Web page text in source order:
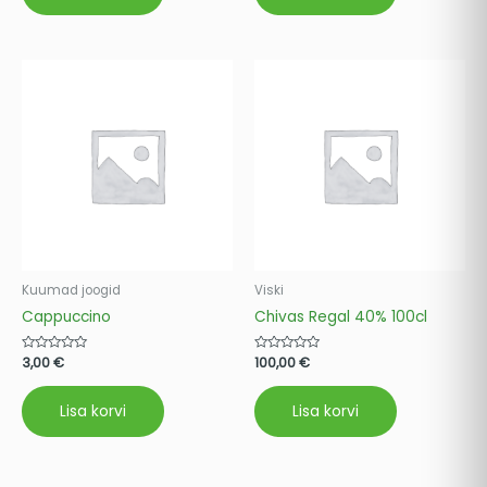
Kuumad joogid
Cappuccino
Hinnanguga
0
5
3,00€
Lisa korvi
Viski
Chivas Regal 40% 100cl
Hinnanguga
0
5
100,00€
Lisa korvi